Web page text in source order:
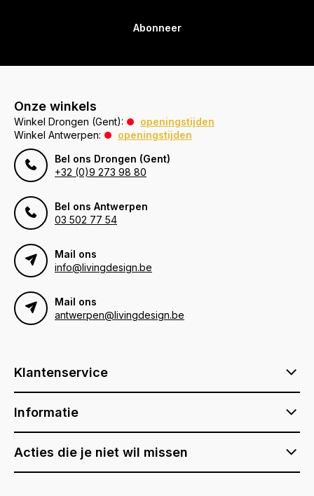
Abonneer
Onze winkels
Winkel Drongen (Gent):
openingstijden
Winkel Antwerpen:
openingstijden
Bel ons Drongen (Gent)
+32 (0)9 273 98 80
Bel ons Antwerpen
03 502 77 54
Mail ons
info@livingdesign.be
Mail ons
antwerpen@livingdesign.be
Klantenservice
Informatie
Acties die je niet wil missen